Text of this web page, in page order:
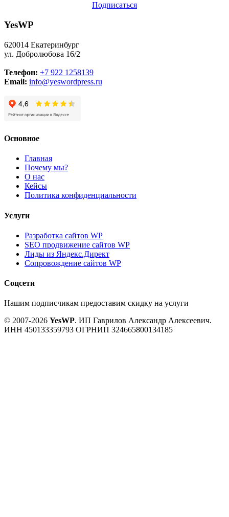
Подписаться
YesWP
620014 Екатеринбург
ул. Добролюбова 16/2
Телефон: +7 922 1258139
Email: info@yeswordpress.ru
Основное
Главная
Почему мы?
О нас
Кейсы
Политика конфиденциальности
Услуги
Разработка сайтов WP
SEO продвижение сайтов WP
Лиды из Яндекс.Директ
Сопровождение сайтов WP
Соцсети
Нашим подписчикам предоставим скидку на услуги
© 2007-2026 YesWP. ИП Гаврилов Александр Алексеевич.
ИНН 450133359793 ОГРНИП 324665800134185